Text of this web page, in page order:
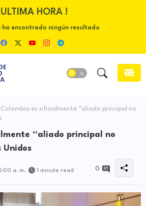
ULTIMA HORA !
ha encontrado ningún resultado
Colombia es oficialmente ‘‘aliado principal no
‘‘aliado principal no
Unidos
a. m.
1 minute read 0